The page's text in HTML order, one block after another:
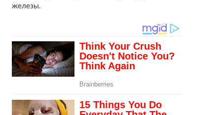
железы.